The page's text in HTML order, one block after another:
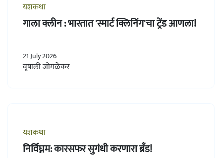
यशकथा
गाला क्लीन : भारतात 'स्मार्ट क्लिनिंग'चा ट्रेंड आणला!
21 July 2026
वृषाली जोगळेकर
यशकथा
निर्विघ्नम: कारसफर सुगंधी करणारा ब्रँड!